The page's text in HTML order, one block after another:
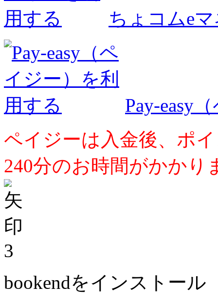
ちょコムe
Pay-easy
ペイジーは入金後、ポ
240分のお時間がかかり
3
bookendをインストール